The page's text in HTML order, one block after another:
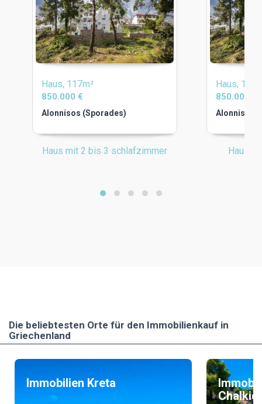
Haus, 117m²
850.000 €
Alonnisos (Sporades)
Haus mit 2 bis 3 schlafzimmer
Haus,
850.000 €
Alonnisos
Haus
Die beliebtesten Οrte für den Immobilienkauf in
Griechenland
Immobilien Kreta